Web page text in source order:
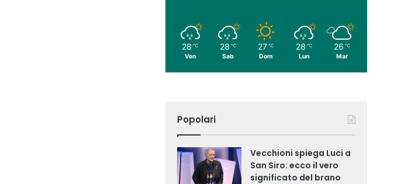
28 ℃
Ven
28 ℃
Sab
27 ℃
Dom
28 ℃
Lun
26 ℃
Mar
Popolari
Vecchioni spiega Luci a
San Siro: ecco il vero
significato del brano